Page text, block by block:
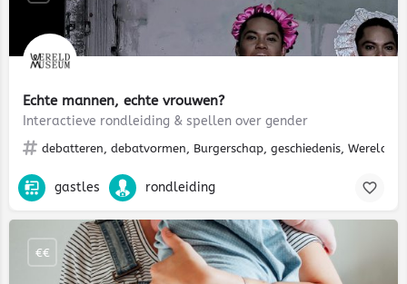
Echte mannen, echte vrouwen?
Interactieve rondleiding & spellen over gender
debatteren, debatvormen, Burgerschap, geschiedenis,
gastles rondleiding
€€